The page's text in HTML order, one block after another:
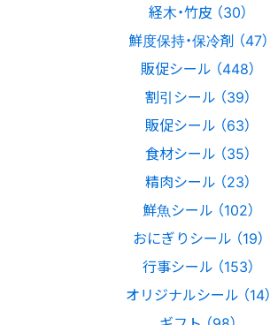
経木・竹皮 （30）
鮮度保持・保冷剤 （47）
販促シール （448）
割引シール （39）
販促シール （63）
食材シール （35）
精肉シール （23）
鮮魚シール （102）
おにぎりシール （19）
行事シール （153）
オリジナルシール （14）